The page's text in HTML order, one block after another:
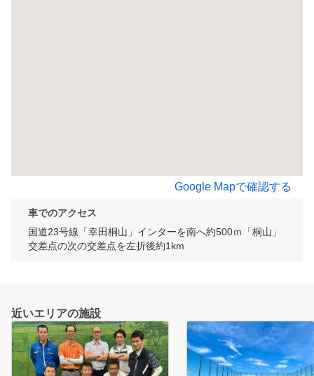
Google Mapで確認する
車でのアクセス
国道23号線「幸田桐山」インターを南へ約500ｍ「桐山」
交差点の次の交差点を左折後約1km
近いエリアの施設